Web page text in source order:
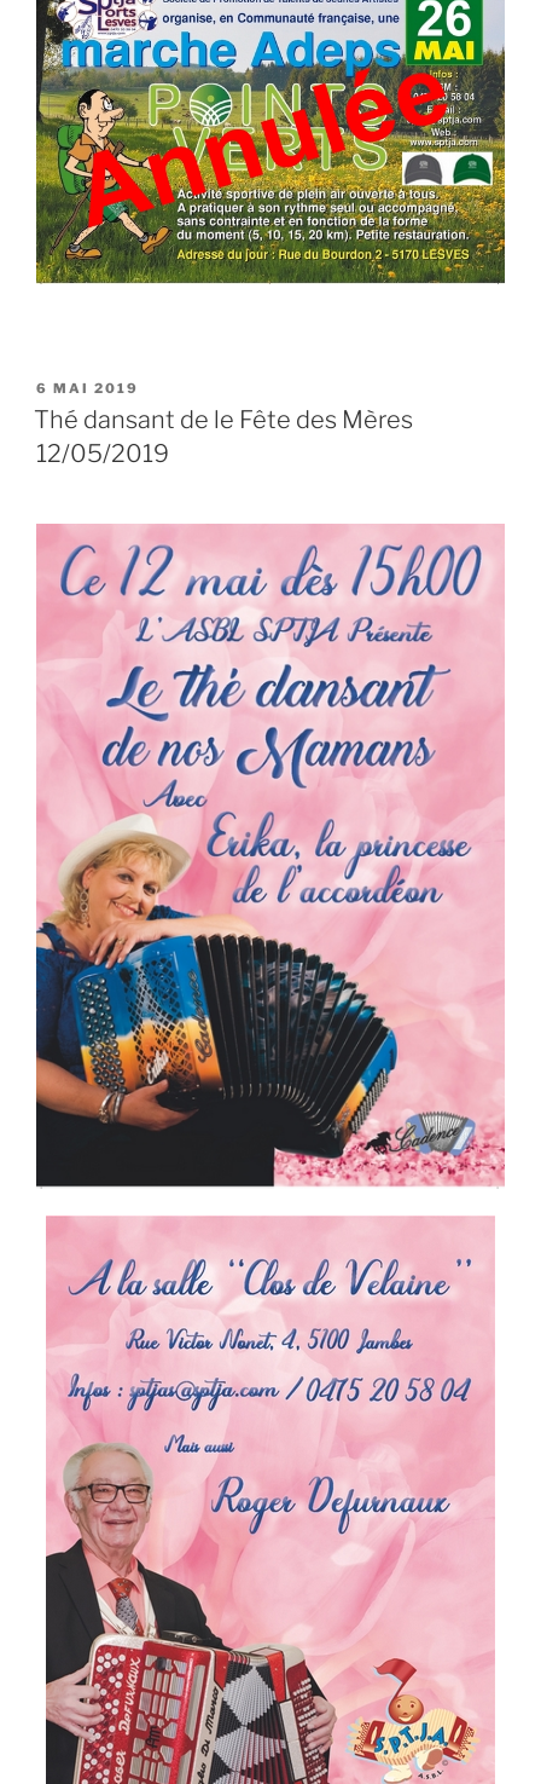
PUBLIÉ
LE
6 MAI 2019
Thé dansant de le Fête des Mères
12/05/2019